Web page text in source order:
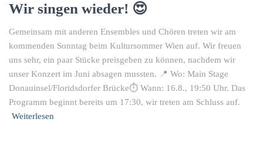
Wir singen wieder! 😍
Gemeinsam mit anderen Ensembles und Chören treten wir am
kommenden Sonntag beim Kultursommer Wien auf. Wir freuen
uns sehr, ein paar Stücke preisgeben zu können, nachdem wir
unser Konzert im Juni absagen mussten. 📍 Wo: Main Stage
Donauinsel/Floridsdorfer Brücke⏱ Wann: 16.8., 19:50 Uhr. Das
Programm beginnt bereits um 17:30, wir treten am Schluss auf.
Weiterlesen